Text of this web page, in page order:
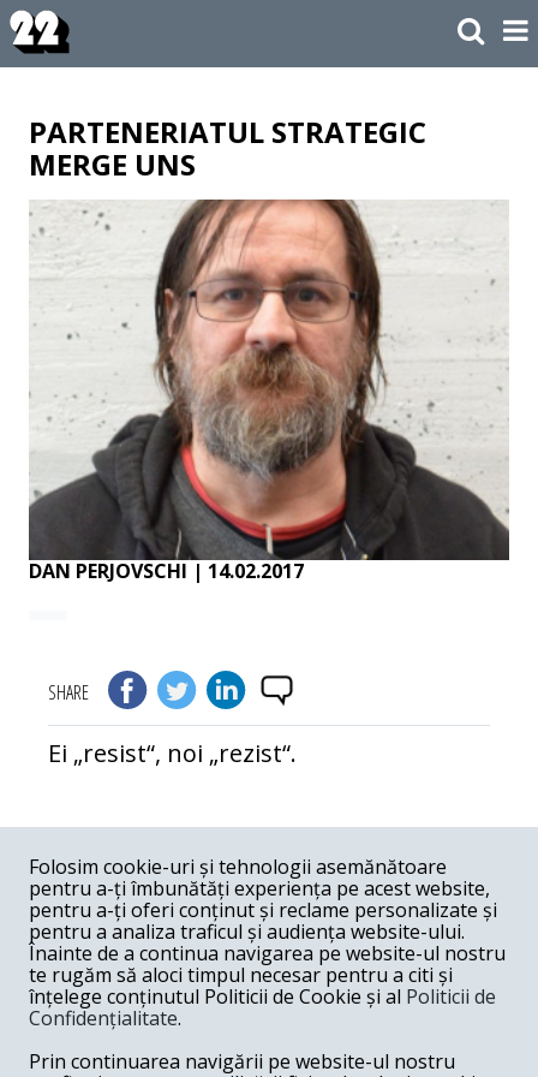
PARTENERIATUL STRATEGIC
MERGE UNS
DAN PERJOVSCHI | 14.02.2017
SHARE
Ei „resist“, noi „rezist“.
COMENTARII
Nume
Email
Folosim cookie-uri și tehnologii asemănătoare
pentru a-ți îmbunătăți experiența pe acest website,
pentru a-ți oferi conținut și reclame personalizate și
pentru a analiza traficul și audiența website-ului.
Înainte de a continua navigarea pe website-ul nostru
te rugăm să aloci timpul necesar pentru a citi și
înțelege conținutul Politicii de Cookie și al Politicii de
Confidențialitate.
Prin continuarea navigării pe website-ul nostru